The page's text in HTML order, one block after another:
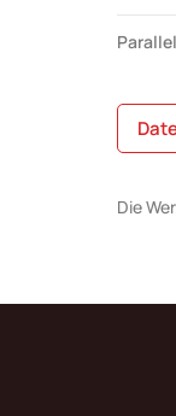
Die